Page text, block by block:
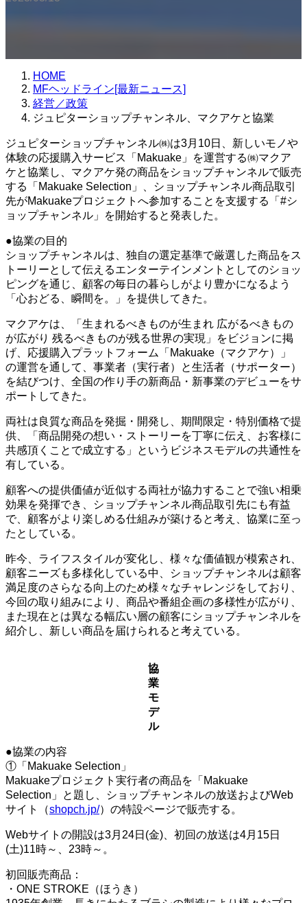
HOME
MFヘッドライン[最新ニュース]
経営／政策
ジュピターショップチャンネル、マクアケと協業
ジュピターショップチャンネル㈱は3月10日、新しいモノや
体験の応援購入サービス「Makuake」を運営する㈱マクア
ケと協業し、マクアケ発の商品をショップチャンネルで販売
する「Makuake Selection」、ショップチャンネル商品取引
先がMakuakeプロジェクトへ参加することを支援する「#シ
ョップチャンネル」を開始すると発表した。
●協業の目的
ショップチャンネルは、独自の選定基準で厳選した商品をス
トーリーとして伝えるエンターテインメントとしてのショッ
ピングを通じ、顧客の毎日の暮らしがより豊かになるよう
「心おどる、瞬間を。」を提供してきた。
マクアケは、「生まれるべきものが生まれ 広がるべきもの
が広がり 残るべきものが残る世界の実現」をビジョンに掲
げ、応援購入プラットフォーム「Makuake（マクアケ）」
の運営を通して、事業者（実行者）と生活者（サポーター）
を結びつけ、全国の作り手の新商品・新事業のデビューをサ
ポートしてきた。
両社は良質な商品を発掘・開発し、期間限定・特別価格で提
供、「商品開発の想い・ストーリーを丁寧に伝え、お客様に
共感頂くことで成立する」というビジネスモデルの共通性を
有している。
顧客への提供価値が近似する両社が協力することで強い相乗
効果を発揮でき、ショップチャンネル商品取引先にも有益
で、顧客がより楽しめる仕組みが築けると考え、協業に至っ
たとしている。
昨今、ライフスタイルが変化し、様々な価値観が模索され、
顧客ニーズも多様化している中、ショップチャンネルは顧客
満足度のさらなる向上のため様々なチャレンジをしており、
今回の取り組みにより、商品や番組企画の多様性が広がり、
また現在とは異なる幅広い層の顧客にショップチャンネルを
紹介し、新しい商品を届けられると考えている。
協
業
モ
デ
ル
●協業の内容
①「Makuake Selection」
Makuakeプロジェクト実行者の商品を「Makuake
Selection」と題し、ショップチャンネルの放送およびWeb
サイト（shopch.jp/）の特設ページで販売する。
Webサイトの開設は3月24日(金)、初回の放送は4月15日
(土)11時～、23時～。
初回販売商品：
・ONE STROKE（ほうき）